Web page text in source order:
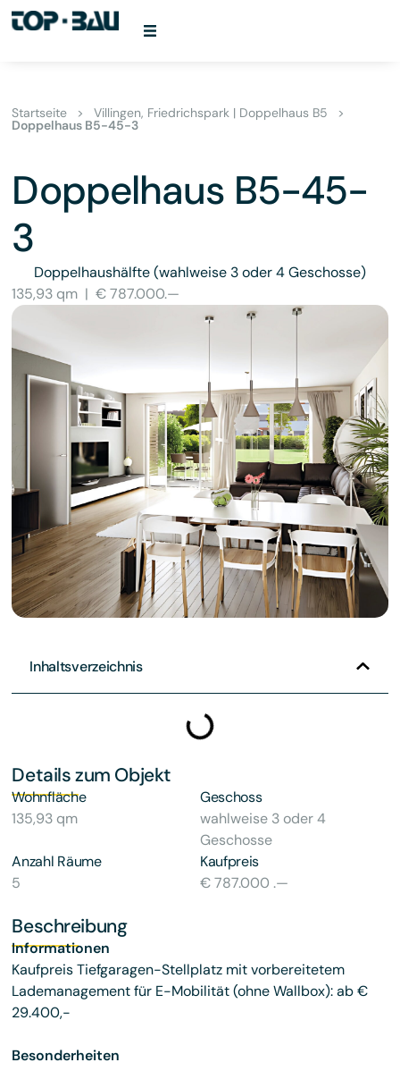
Startseite >Villingen, Friedrichspark | Doppelhaus B5 >
Doppelhaus B5-45-3
Doppelhaus B5-45-
3
Doppelhaushälfte(wahlweise 3 oder 4 Geschosse)
135,93 qm |€ 787.000.—
Inhaltsverzeichnis
Details zum Objekt
Wohnfläche
135,93 qm
Geschoss
wahlweise 3 oder 4
Geschosse
Anzahl Räume
5
Kaufpreis
€ 787.000 .—
Beschreibung
Informationen
Kaufpreis Tiefgaragen-Stellplatz mit vorbereitetem
Lademanagement für E-Mobilität (ohne Wallbox): ab €
29.400,-
Besonderheiten